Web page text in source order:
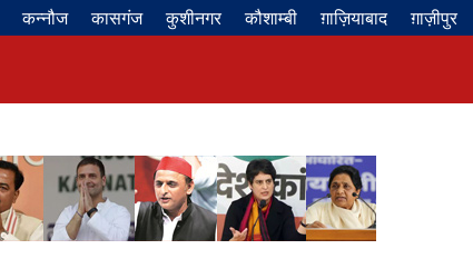
कन्नौज कासगंज कुशीनगर कौशाम्बी ग़ाज़ियाबाद ग़ाज़ीपुर